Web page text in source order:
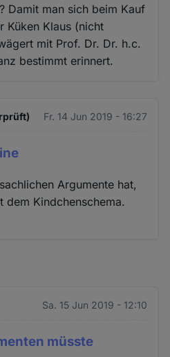
Damit man sich beim Kauf
Küken Klaus (nicht
mit Prof. Dr. Dr. h.c.
bestimmt erinnert.
Fr. 14 Jun 2019 - 16:27
Argumente hat,
dem Kindchenschema.
Sa. 15 Jun 2019 - 12:10
müsste